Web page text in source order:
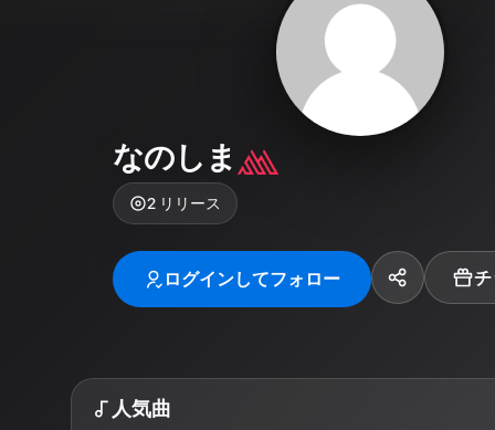
なのしま
2 リリース
ログインしてフォロー
人気曲